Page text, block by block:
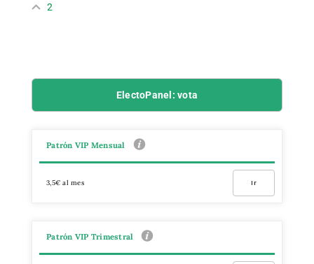
2
ElectoPanel: vota
Patrón VIP Mensual
3,5€ al mes Ir
Patrón VIP Trimestral